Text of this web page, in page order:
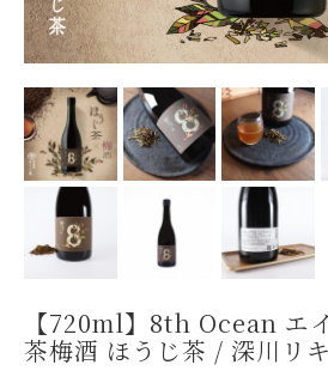
【720ml】8th Ocean エ
茶梅酒 ほうじ茶 / 深川リ